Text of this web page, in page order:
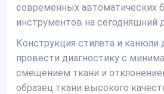
современных автоматических
инструментов на сегодняшний
Конструкция стилета и
провести диагностику с
смещением ткани и
образец ткани высокого